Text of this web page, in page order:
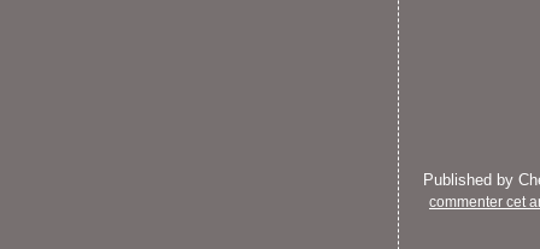
Published by
commenter cet